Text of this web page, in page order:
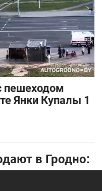
пешеходом
Янки Купалы 1
в Гродно: